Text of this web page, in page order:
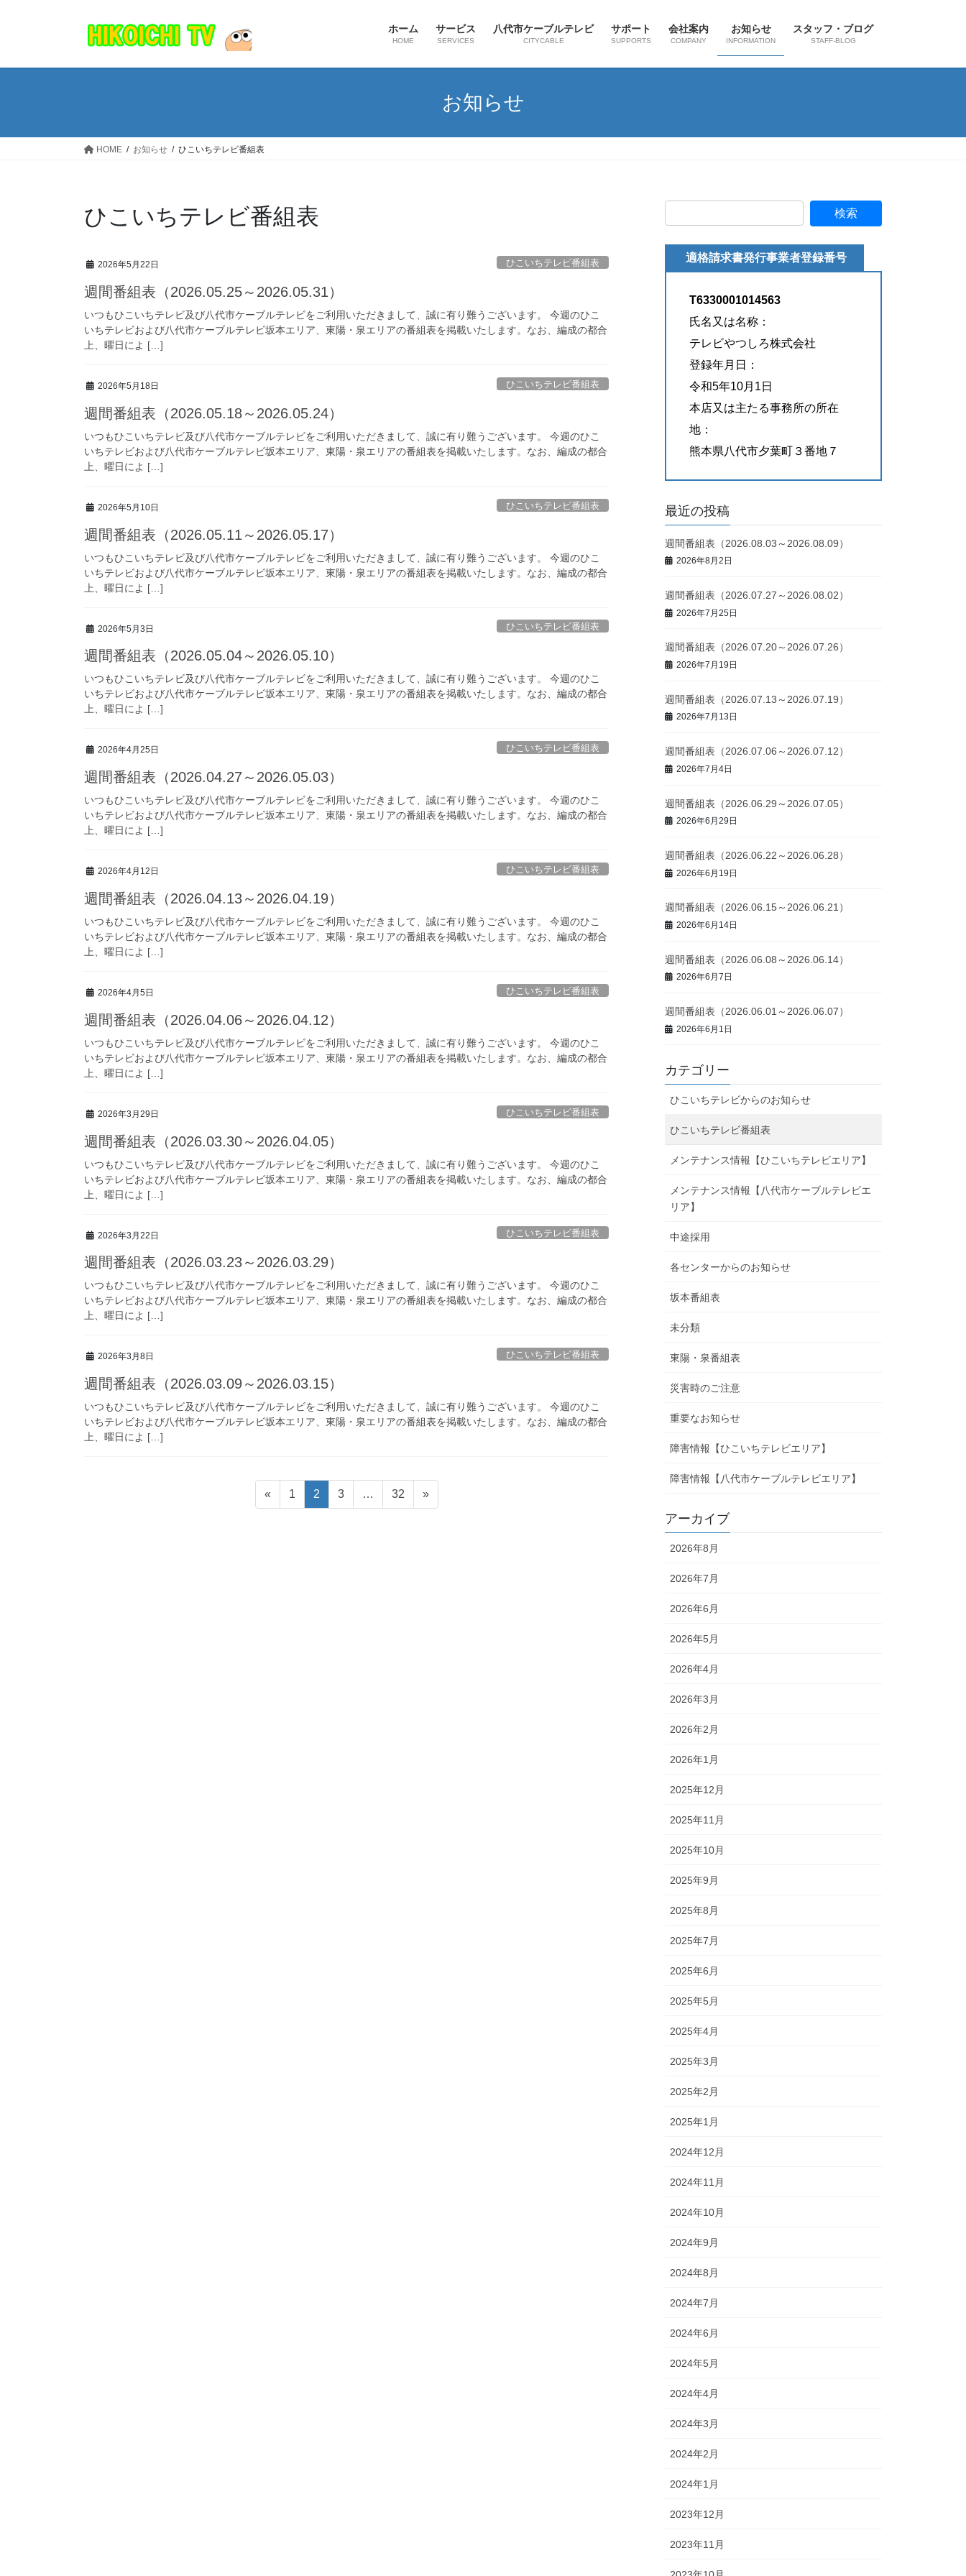
ホーム
HOME
サービス
SERVICES
八代市ケーブルテレビ
CITYCABLE
サポート
SUPPORTS
会社案内
COMPANY
お知らせ
INFORMATION
スタッフ・ブログ
STAFF-BLOG
お知らせ
HOME お知らせ ひこいちテレビ番組表
ひこいちテレビ番組表
2026年5月22日 ひこいちテレビ番組表
週間番組表（2026.05.25～2026.05.31）
いつもひこいちテレビ及び八代市ケーブルテレビをご利用いただきまして、誠に有り難うございます。 今週のひこ
いちテレビおよび八代市ケーブルテレビ坂本エリア、東陽・泉エリアの番組表を掲載いたします。なお、編成の都合
上、曜日によ […]
2026年5月18日 ひこいちテレビ番組表
週間番組表（2026.05.18～2026.05.24）
いつもひこいちテレビ及び八代市ケーブルテレビをご利用いただきまして、誠に有り難うございます。 今週のひこ
いちテレビおよび八代市ケーブルテレビ坂本エリア、東陽・泉エリアの番組表を掲載いたします。なお、編成の都合
上、曜日によ […]
2026年5月10日 ひこいちテレビ番組表
週間番組表（2026.05.11～2026.05.17）
いつもひこいちテレビ及び八代市ケーブルテレビをご利用いただきまして、誠に有り難うございます。 今週のひこ
いちテレビおよび八代市ケーブルテレビ坂本エリア、東陽・泉エリアの番組表を掲載いたします。なお、編成の都合
上、曜日によ […]
2026年5月3日 ひこいちテレビ番組表
週間番組表（2026.05.04～2026.05.10）
いつもひこいちテレビ及び八代市ケーブルテレビをご利用いただきまして、誠に有り難うございます。 今週のひこ
いちテレビおよび八代市ケーブルテレビ坂本エリア、東陽・泉エリアの番組表を掲載いたします。なお、編成の都合
上、曜日によ […]
2026年4月25日 ひこいちテレビ番組表
週間番組表（2026.04.27～2026.05.03）
いつもひこいちテレビ及び八代市ケーブルテレビをご利用いただきまして、誠に有り難うございます。 今週のひこ
いちテレビおよび八代市ケーブルテレビ坂本エリア、東陽・泉エリアの番組表を掲載いたします。なお、編成の都合
上、曜日によ […]
2026年4月12日 ひこいちテレビ番組表
週間番組表（2026.04.13～2026.04.19）
いつもひこいちテレビ及び八代市ケーブルテレビをご利用いただきまして、誠に有り難うございます。 今週のひこ
いちテレビおよび八代市ケーブルテレビ坂本エリア、東陽・泉エリアの番組表を掲載いたします。なお、編成の都合
上、曜日によ […]
2026年4月5日 ひこいちテレビ番組表
週間番組表（2026.04.06～2026.04.12）
いつもひこいちテレビ及び八代市ケーブルテレビをご利用いただきまして、誠に有り難うございます。 今週のひこ
いちテレビおよび八代市ケーブルテレビ坂本エリア、東陽・泉エリアの番組表を掲載いたします。なお、編成の都合
上、曜日によ […]
2026年3月29日 ひこいちテレビ番組表
週間番組表（2026.03.30～2026.04.05）
いつもひこいちテレビ及び八代市ケーブルテレビをご利用いただきまして、誠に有り難うございます。 今週のひこ
いちテレビおよび八代市ケーブルテレビ坂本エリア、東陽・泉エリアの番組表を掲載いたします。なお、編成の都合
上、曜日によ […]
2026年3月22日 ひこいちテレビ番組表
週間番組表（2026.03.23～2026.03.29）
いつもひこいちテレビ及び八代市ケーブルテレビをご利用いただきまして、誠に有り難うございます。 今週のひこ
いちテレビおよび八代市ケーブルテレビ坂本エリア、東陽・泉エリアの番組表を掲載いたします。なお、編成の都合
上、曜日によ […]
2026年3月8日 ひこいちテレビ番組表
週間番組表（2026.03.09～2026.03.15）
いつもひこいちテレビ及び八代市ケーブルテレビをご利用いただきまして、誠に有り難うございます。 今週のひこ
いちテレビおよび八代市ケーブルテレビ坂本エリア、東陽・泉エリアの番組表を掲載いたします。なお、編成の都合
上、曜日によ […]
«
固
定
1
固
定
2
固
定
3 …
固
定
32 »
適格請求書発行事業者登録番号
T6330001014563
氏名又は名称：
テレビやつしろ株式会社
登録年月日：
令和5年10月1日
本店又は主たる事務所の所在
地：
熊本県八代市夕葉町３番地７
最近の投稿
週間番組表（2026.08.03～2026.08.09）
2026年8月2日
週間番組表（2026.07.27～2026.08.02）
2026年7月25日
週間番組表（2026.07.20～2026.07.26）
2026年7月19日
週間番組表（2026.07.13～2026.07.19）
2026年7月13日
週間番組表（2026.07.06～2026.07.12）
2026年7月4日
週間番組表（2026.06.29～2026.07.05）
2026年6月29日
週間番組表（2026.06.22～2026.06.28）
2026年6月19日
週間番組表（2026.06.15～2026.06.21）
2026年6月14日
週間番組表（2026.06.08～2026.06.14）
2026年6月7日
週間番組表（2026.06.01～2026.06.07）
2026年6月1日
カテゴリー
ひこいちテレビからのお知らせ
ひこいちテレビ番組表
メンテナンス情報【ひこいちテレビエリア】
メンテナンス情報【八代市ケーブルテレビエ
リア】
中途採用
各センターからのお知らせ
坂本番組表
未分類
東陽・泉番組表
災害時のご注意
重要なお知らせ
障害情報【ひこいちテレビエリア】
障害情報【八代市ケーブルテレビエリア】
アーカイブ
2026年8月
2026年7月
2026年6月
2026年5月
2026年4月
2026年3月
2026年2月
2026年1月
2025年12月
2025年11月
2025年10月
2025年9月
2025年8月
2025年7月
2025年6月
2025年5月
2025年4月
2025年3月
2025年2月
2025年1月
2024年12月
2024年11月
2024年10月
2024年9月
2024年8月
2024年7月
2024年6月
2024年5月
2024年4月
2024年3月
2024年2月
2024年1月
2023年12月
2023年11月